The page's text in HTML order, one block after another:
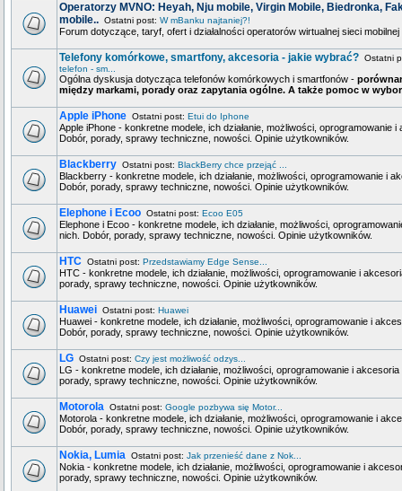
Operatorzy MVNO: Heyah, Nju mobile, Virgin Mobile, Biedronka,
mobile.. Ostatni post: W mBanku najtaniej?!
Forum dotyczące, taryf, ofert i działalności operatorów wirtualnej sieci mobilnej
Telefony komórkowe, smartfony, akcesoria - jakie wybrać? Ostatni
telefon - sm...
Ogólna dyskusja dotycząca telefonów komórkowych i smartfonów -
między markami, porady oraz zapytania ogólne. A także pomoc w
Apple iPhone Ostatni post: Etui do Iphone
Apple iPhone - konkretne modele, ich działanie, możliwości, oprogramowanie i
Dobór, porady, sprawy techniczne, nowości. Opinie użytkowników.
Blackberry Ostatni post: BlackBerry chce przejąć ...
Blackberry - konkretne modele, ich działanie, możliwości, oprogramowanie i
Dobór, porady, sprawy techniczne, nowości. Opinie użytkowników.
Elephone i Ecoo Ostatni post: Ecoo E05
Elephone i Ecoo - konkretne modele, ich działanie, możliwości,
nich. Dobór, porady, sprawy techniczne, nowości. Opinie użytkowników.
HTC Ostatni post: Przedstawiamy Edge Sense...
HTC - konkretne modele, ich działanie, możliwości, oprogramowanie i
porady, sprawy techniczne, nowości. Opinie użytkowników.
Huawei Ostatni post: Huawei
Huawei - konkretne modele, ich działanie, możliwości, oprogramowanie i
Dobór, porady, sprawy techniczne, nowości. Opinie użytkowników.
LG Ostatni post: Czy jest możliwość odzys...
LG - konkretne modele, ich działanie, możliwości, oprogramowanie i
porady, sprawy techniczne, nowości. Opinie użytkowników.
Motorola Ostatni post: Google pozbywa się Motor...
Motorola - konkretne modele, ich działanie, możliwości, oprogramowanie i
Dobór, porady, sprawy techniczne, nowości. Opinie użytkowników.
Nokia, Lumia Ostatni post: Jak przenieść dane z Nok...
Nokia - konkretne modele, ich działanie, możliwości, oprogramowanie i
porady, sprawy techniczne, nowości. Opinie użytkowników.